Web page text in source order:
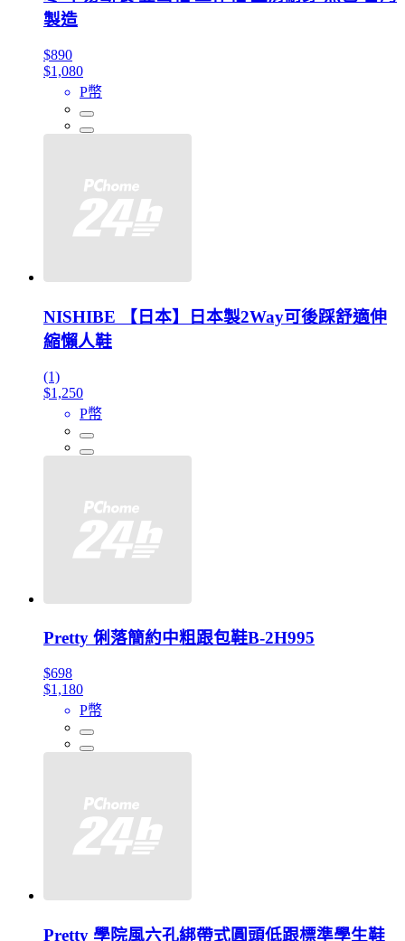
製造
$890
$1,080
P幣
NISHIBE 【日本】日本製2Way可後踩舒適伸
縮懶人鞋
(1)
$1,250
P幣
Pretty 俐落簡約中粗跟包鞋B-2H995
$698
$1,180
P幣
Pretty 學院風六孔綁帶式圓頭低跟標準學生鞋